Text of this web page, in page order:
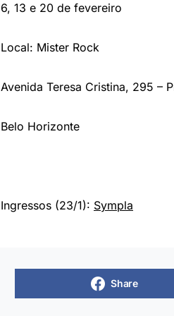
6, 13 e 20 de fevereiro
Local: Mister Rock
Avenida Teresa Cristina, 295 –
Belo Horizonte
Ingressos (23/1): Sympla
Share